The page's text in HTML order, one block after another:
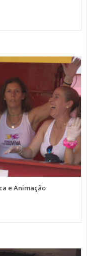
e Animação